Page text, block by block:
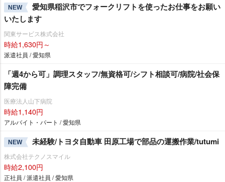
NEW
愛知県稲沢市でフォークリフトを使ったお仕事をお願い
いたします
関東サービス株式会社
時給1,630円～
派遣社員 / 愛知県
「週4から可」調理スタッフ/無資格可/シフト相談可/病院/社会保
障完備
医療法人山下病院
時給1,140円
アルバイト・パート / 愛知県
NEW 未経験/トヨタ自動車 田原工場で部品の運搬作業/tutumi
株式会社テクノスマイル
時給2,100円
正社員 / 派遣社員 / 愛知県